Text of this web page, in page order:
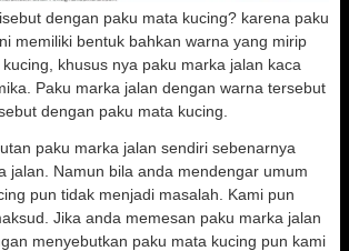
dengan paku mata kucing? karena paku
memiliki bentuk bahkan warna yang mirip
khusus nya paku marka jalan kaca
Paku marka jalan dengan warna tersebut
dengan paku mata kucing.
paku marka jalan sendiri sebenarnya
jalan. Namun bila anda mendengar umum
pun tidak menjadi masalah. Kami pun
Jika anda memesan paku marka jalan
menyebutkan paku mata kucing pun kami